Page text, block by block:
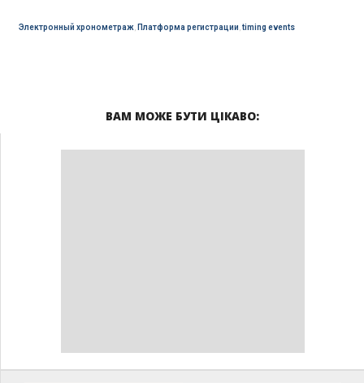
Электронный хронометраж, Платформа регистрации timing events
ВАМ МОЖЕ БУТИ ЦІКАВО: